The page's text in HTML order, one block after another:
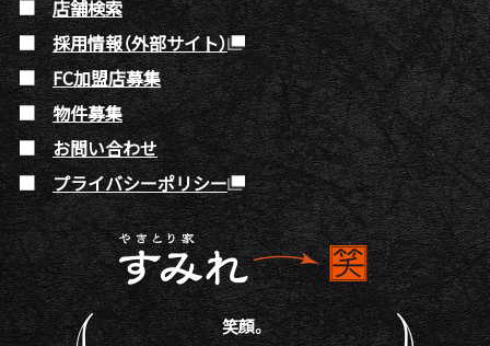
店舗検索
採用情報（外部サイト）
FC加盟店募集
物件募集
お問い合わせ
プライバシーポリシー
笑顔。